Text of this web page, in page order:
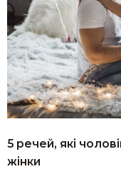
5 речей, які
жінки